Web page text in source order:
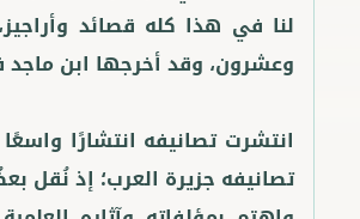
لنا في هذا كله قصائد
انتشرت تصانيفه انتشارًا
تصانيفه جزيرة العرب؛ إذ نُقل